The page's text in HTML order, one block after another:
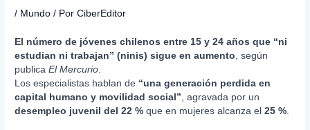
/ Mundo / PorCiberEditor
El número de jóvenes chilenos entre 15 y 24 años que “ni
estudian ni trabajan” (ninis) sigue en aumento , según
publicaEl Mercurio
Los especialistas hablan de “una generación perdida en
capital humano y movilidad social” , agravada por un
desempleo juvenil del 22 % que en mujeres alcanza el25 %